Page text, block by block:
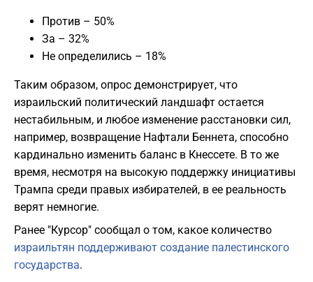
Против – 50%
За – 32%
Не определились – 18%
Таким образом, опрос демонстрирует, что
израильский политический ландшафт остается
нестабильным, и любое изменение расстановки сил,
например, возвращение Нафтали Беннета, способно
кардинально изменить баланс в Кнессете. В то же
время, несмотря на высокую поддержку инициативы
Трампа среди правых избирателей, в ее реальность
верят немногие.
Ранее "Курсор" сообщал о том, какое количество
израильтян поддерживают создание палестинского
государства.